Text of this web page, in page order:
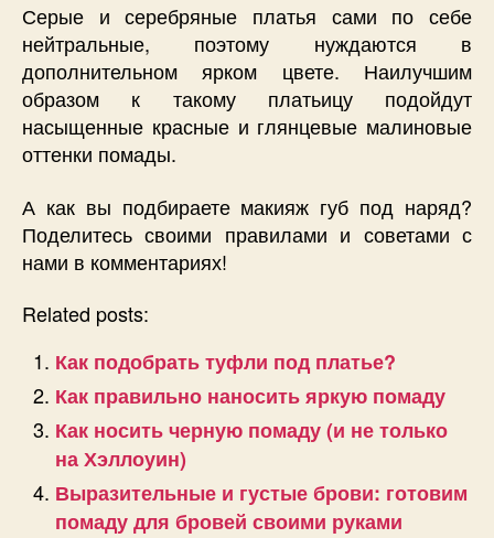
Серые и серебряные платья сами по себе
нейтральные, поэтому нуждаются в
дополнительном ярком цвете. Наилучшим
образом к такому платьицу подойдут
насыщенные красные и глянцевые малиновые
оттенки помады.
А как вы подбираете макияж губ под наряд?
Поделитесь своими правилами и советами с
нами в комментариях!
Related posts:
Как подобрать туфли под платье?
Как правильно наносить яркую помаду
Как носить черную помаду (и не только
на Хэллоуин)
Выразительные и густые брови: готовим
помаду для бровей своими руками